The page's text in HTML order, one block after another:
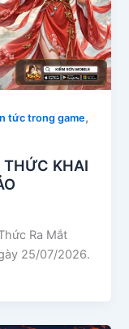
tức trong game,
THỨC KHAI
Ra Mắt
25/07/2026.